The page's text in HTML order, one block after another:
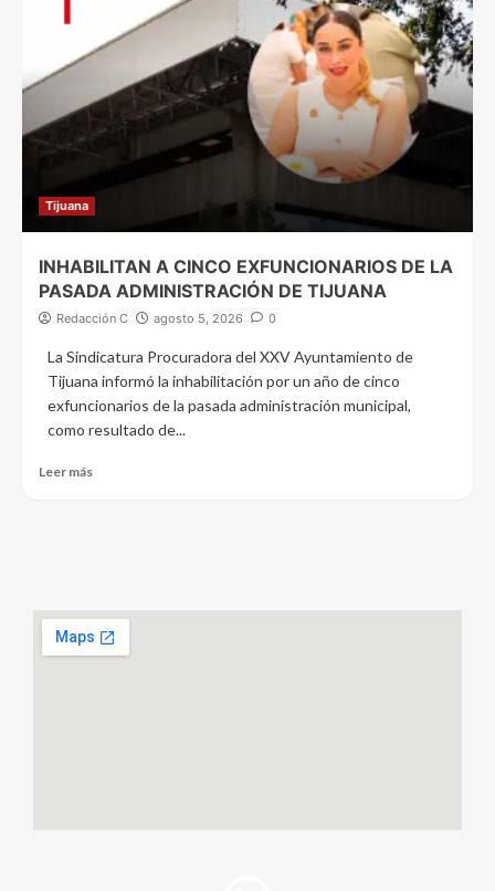
Tijuana
INHABILITAN A CINCO EXFUNCIONARIOS DE LA
PASADA ADMINISTRACIÓN DE TIJUANA
Redacción C agosto 5, 2026 0
La Sindicatura Procuradora del XXV Ayuntamiento de
Tijuana informó la inhabilitación por un año de cinco
exfuncionarios de la pasada administración municipal,
como resultado de...
Leer más